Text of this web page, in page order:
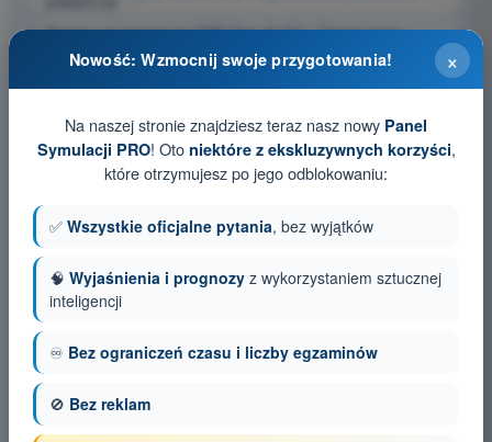
Pytania egzaminacyjne PDF Dron A1/A3 - Ograniczenia
×
Nowość: Wzmocnij swoje przygotowania!
Na naszej stronie znajdziesz teraz nasz nowy Panel
Symulacji PRO! Oto niektóre z ekskluzywnych korzyści,
które otrzymujesz po jego odblokowaniu:
✅ Wszystkie oficjalne pytania, bez wyjątków
🧠 Wyjaśnienia i prognozy z wykorzystaniem sztucznej
inteligencji
♾️ Bez ograniczeń czasu i liczby egzaminów
🚫 Bez reklam